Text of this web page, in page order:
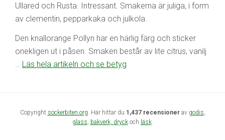
Ullared och Rusta. Intressant. Smakerna är juliga, i form
av clementin, pepparkaka och julkola.
Den knallorange Pollyn har en härlig färg och sticker
onekligen ut i påsen. Smaken består av lite citrus, vanilj
Läs hela artikeln och se betyg
Copyright sockerbiten.org . Här hittar du 1,437 recensionerav godis
glass bakverk, dryckoch läsk.